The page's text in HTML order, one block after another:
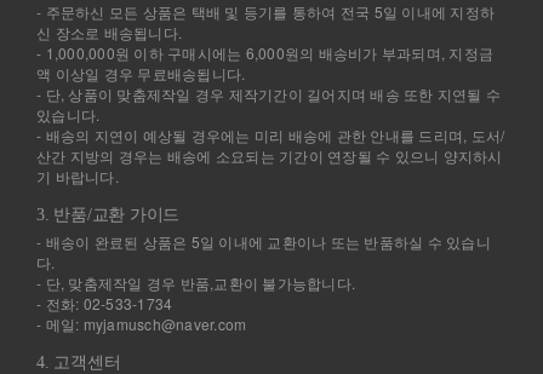
- 주문하신 모든 상품은 택배 및 등기를 통하여 전국 5일 이내에 지정하
신 장소로 배송됩니다.
- 1,000,000원 이하 구매시에는 6,000원의 배송비가 부과되며, 지정금
액 이상일 경우 무료배송됩니다.
- 단, 상품이 맞춤제작일 경우 제작기간이 길어지며 배송 또한 지연될 수
있습니다.
- 배송의 지연이 예상될 경우에는 미리 배송에 관한 안내를 드리며, 도서/
산간 지방의 경우는 배송에 소요되는 기간이 연장될 수 있으니 양지하시
기 바랍니다.
3. 반품/교환 가이드
- 배송이 완료된 상품은 5일 이내에 교환이나 또는 반품하실 수 있습니
다.
- 단, 맞춤제작일 경우 반품,교환이 불가능합니다.
- 전화: 02-533-1734
- 메일: myjamusch@naver.com
4. 고객센터